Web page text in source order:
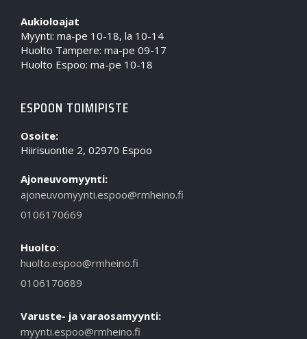
Aukioloajat
Myynti: ma-pe 10-18, la 10-14
Huolto Tampere: ma-pe 09-17
Huolto Espoo: ma-pe 10-18
ESPOON TOIMIPISTE
Osoite:
Hiirisuontie 2, 02970 Espoo
Ajoneuvomyynti:
ajoneuvomyynti.espoo@rmheino.fi
0106170669
Huolto:
huolto.espoo@rmheino.fi
0106170689
Varuste- ja varaosamyynti:
myynti.espoo@rmheino.fi